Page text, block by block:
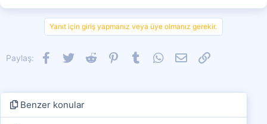
Yanıt için giriş yapmanız veya üye olmanız gerekir.
Paylaş: Facebook
Twitter Reddit PinterestTumblr WhatsApp
E-postaLink
Benzer konular